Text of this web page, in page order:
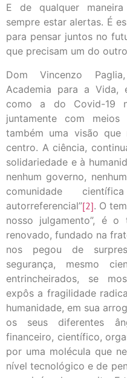
E de qualquer
sempre estar alertas. É
para pensar juntos no
que precisam um do
Dom Vincenzo
Academia para a Vida,
como a do Covid-19
juntamente com
também uma visão que
centro. A ciência,
solidariedade e à
nenhum governo,
comunidade
autorreferencial”[2]. O
nosso julgamento”, é
renovado, fundado na
nos pegou de
segurança, mesmo
entrincheirados, se
expôs a fragilidade
humanidade, em sua
os seus diferentes
financeiro, científico,
por uma molécula que
nível tecnológico e de